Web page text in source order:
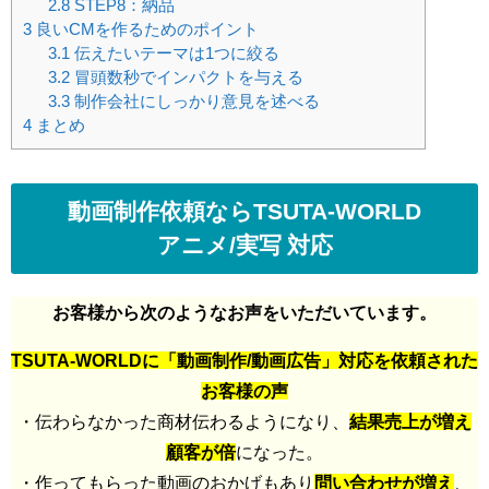
2.8STEP8：納品
3 良いCMを作るためのポイント
3.1 伝えたいテーマは1つに絞る
3.2冒頭数秒でインパクトを与える
3.3制作会社にしっかり意見を述べる
4 まとめ
動画制作依頼ならTSUTA-WORLD
アニメ/実写 対応
お客様から次のようなお声をいただいています。
TSUTA-WORLDに「動画制作/動画広告」対応を依頼された
お客様の声
・伝わらなかった商材伝わるようになり、 結果売上が増え
顧客が倍になった。
・作ってもらった動画のおかげもあり 問い合わせが増え